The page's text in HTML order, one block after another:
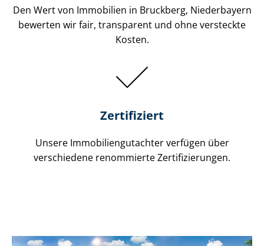
Den Wert von Immobilien in Bruckberg, Niederbayern
bewerten wir fair, transparent und ohne versteckte
Kosten.
Zertifiziert
Unsere Immobilien­gutachter verfügen über
verschiedene renommierte Zer­ti­fi­zie­run­gen.